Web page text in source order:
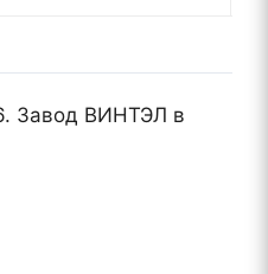
Завод ВИНТЭЛ в